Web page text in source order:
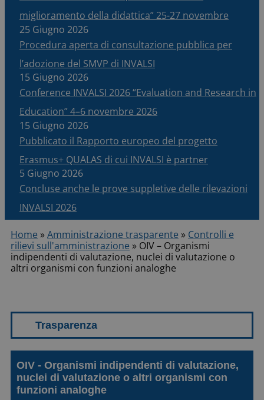
miglioramento della didattica” 25-27 novembre
25 Giugno 2026
Procedura aperta di consultazione pubblica per
l’adozione del SMVP di INVALSI
15 Giugno 2026
Conference INVALSI 2026 “Evaluation and Research in
Education” 4–6 novembre 2026
15 Giugno 2026
Pubblicato il Rapporto europeo del progetto
Erasmus+ QUALAS di cui INVALSI è partner
5 Giugno 2026
Concluse anche le prove suppletive delle rilevazioni
INVALSI 2026
Home »Amministrazione trasparente » Controlli e
rilievi sull'amministrazione » OIV – Organismi
indipendenti di valutazione, nuclei di valutazione o
altri organismi con funzioni analoghe
OIV - Organismi indipendenti di valutazione,
nuclei di valutazione o altri organismi con
funzioni analoghe